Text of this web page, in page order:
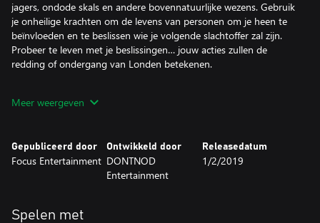
jagers, ondode skals en andere bovennatuurlijke wezens. Gebruik
je onheilige krachten om de levens van personen om je heen te
beïnvloeden en te beslissen wie je volgende slachtoffer zal zijn.
Probeer te leven met je beslissingen… jouw acties zullen de
redding of ondergang van Londen betekenen.
• VOED JE OM TE OVERLEVEN: Wees zowel redder als roofdier
burgers die op jouw beslissingen reageren
Meer weergeven
Gepubliceerd door
Focus Entertainment
Ontwikkeld door
DONTNOD
Entertainment
Releasedatum
1/2/2019
Spelen met